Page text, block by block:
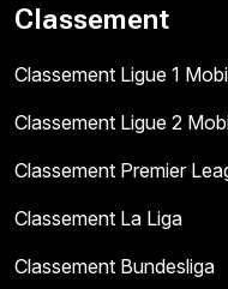
Classement
Classement Ligue 1
Classement Ligue 2
Classement Premier
Classement La Liga
Classement Bundesliga